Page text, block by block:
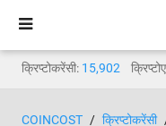
क्रिप्टोकरेंसी: 15,902
COINCOST क्रिप्टोकरेंसी